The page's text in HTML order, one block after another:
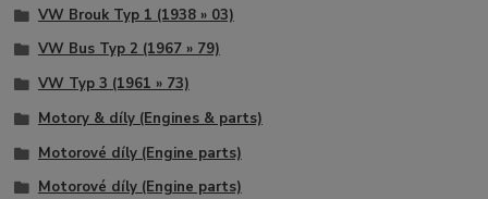
VW Brouk Typ 1 (1938 » 03)
VW Bus Typ 2 (1967 » 79)
VW Typ 3 (1961 » 73)
Motory & díly (Engines & parts)
Motorové díly (Engine parts)
Motorové díly (Engine parts)